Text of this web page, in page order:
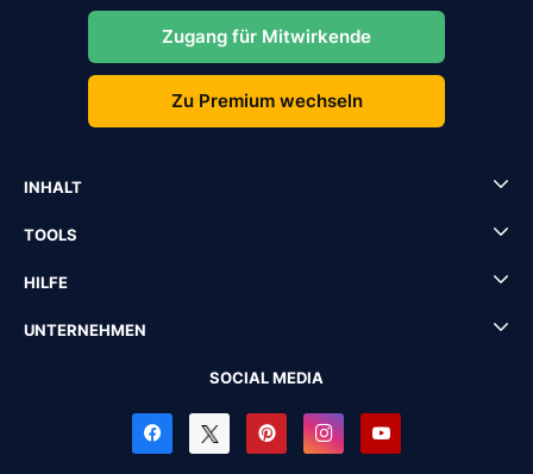
Zugang für Mitwirkende
Zu Premium wechseln
INHALT
TOOLS
HILFE
UNTERNEHMEN
SOCIAL MEDIA